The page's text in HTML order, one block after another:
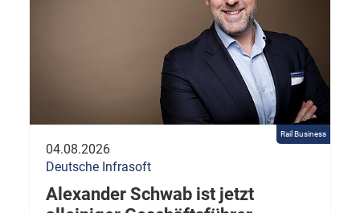
Rail Business
04.08.2026
Deutsche Infrasoft
Alexander Schwab ist jetzt